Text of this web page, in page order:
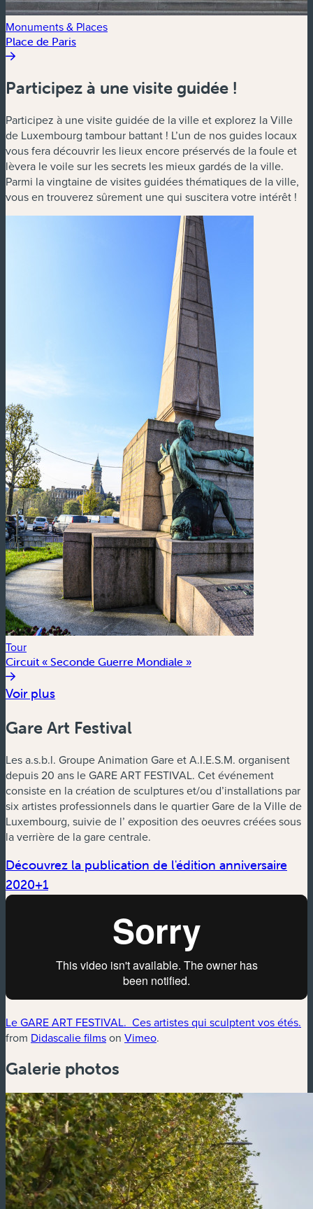
Monuments & Places
Place de Paris
Participez à une visite guidée !
Participez à une visite guidée de la ville et explorez la Ville
de Luxembourg tambour battant ! L’un de nos guides locaux
vous fera découvrir les lieux encore préservés de la foule et
lèvera le voile sur les secrets les mieux gardés de la ville.
Parmi la vingtaine de visites guidées thématiques de la ville,
vous en trouverez sûrement une qui suscitera votre intérêt !
Tour
Circuit « Seconde Guerre Mondiale »
Voir plus
Gare Art Festival
Les a.s.b.l. Groupe Animation Gare et A.I.E.S.M. organisent
depuis 20 ans le GARE ART FESTIVAL. Cet événement
consiste en la création de sculptures et/ou d’installations par
six artistes professionnels dans le quartier Gare de la Ville de
Luxembourg, suivie de l’ exposition des oeuvres créées sous
la verrière de la gare centrale.
Découvrez la publication de l'édition anniversaire
2020+1
Le GARE ART FESTIVAL. Ces artistes qui sculptent vos étés.
from Didascalie filmson Vimeo.
Galerie photos